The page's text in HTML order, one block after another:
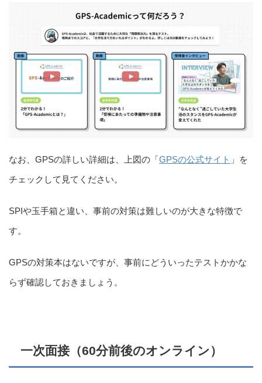
なお、GPSの詳しい詳細は、上図の「GPSの公式サイト 」を
チェックして見てください。
SPIや玉手箱と違い、事前の対策は難しいのが大きな特徴で
す。
GPSの対策本はないですが、事前にどういったテストかかな
らず確認しておきましょう。
一次面接（60分前後のオンライン）